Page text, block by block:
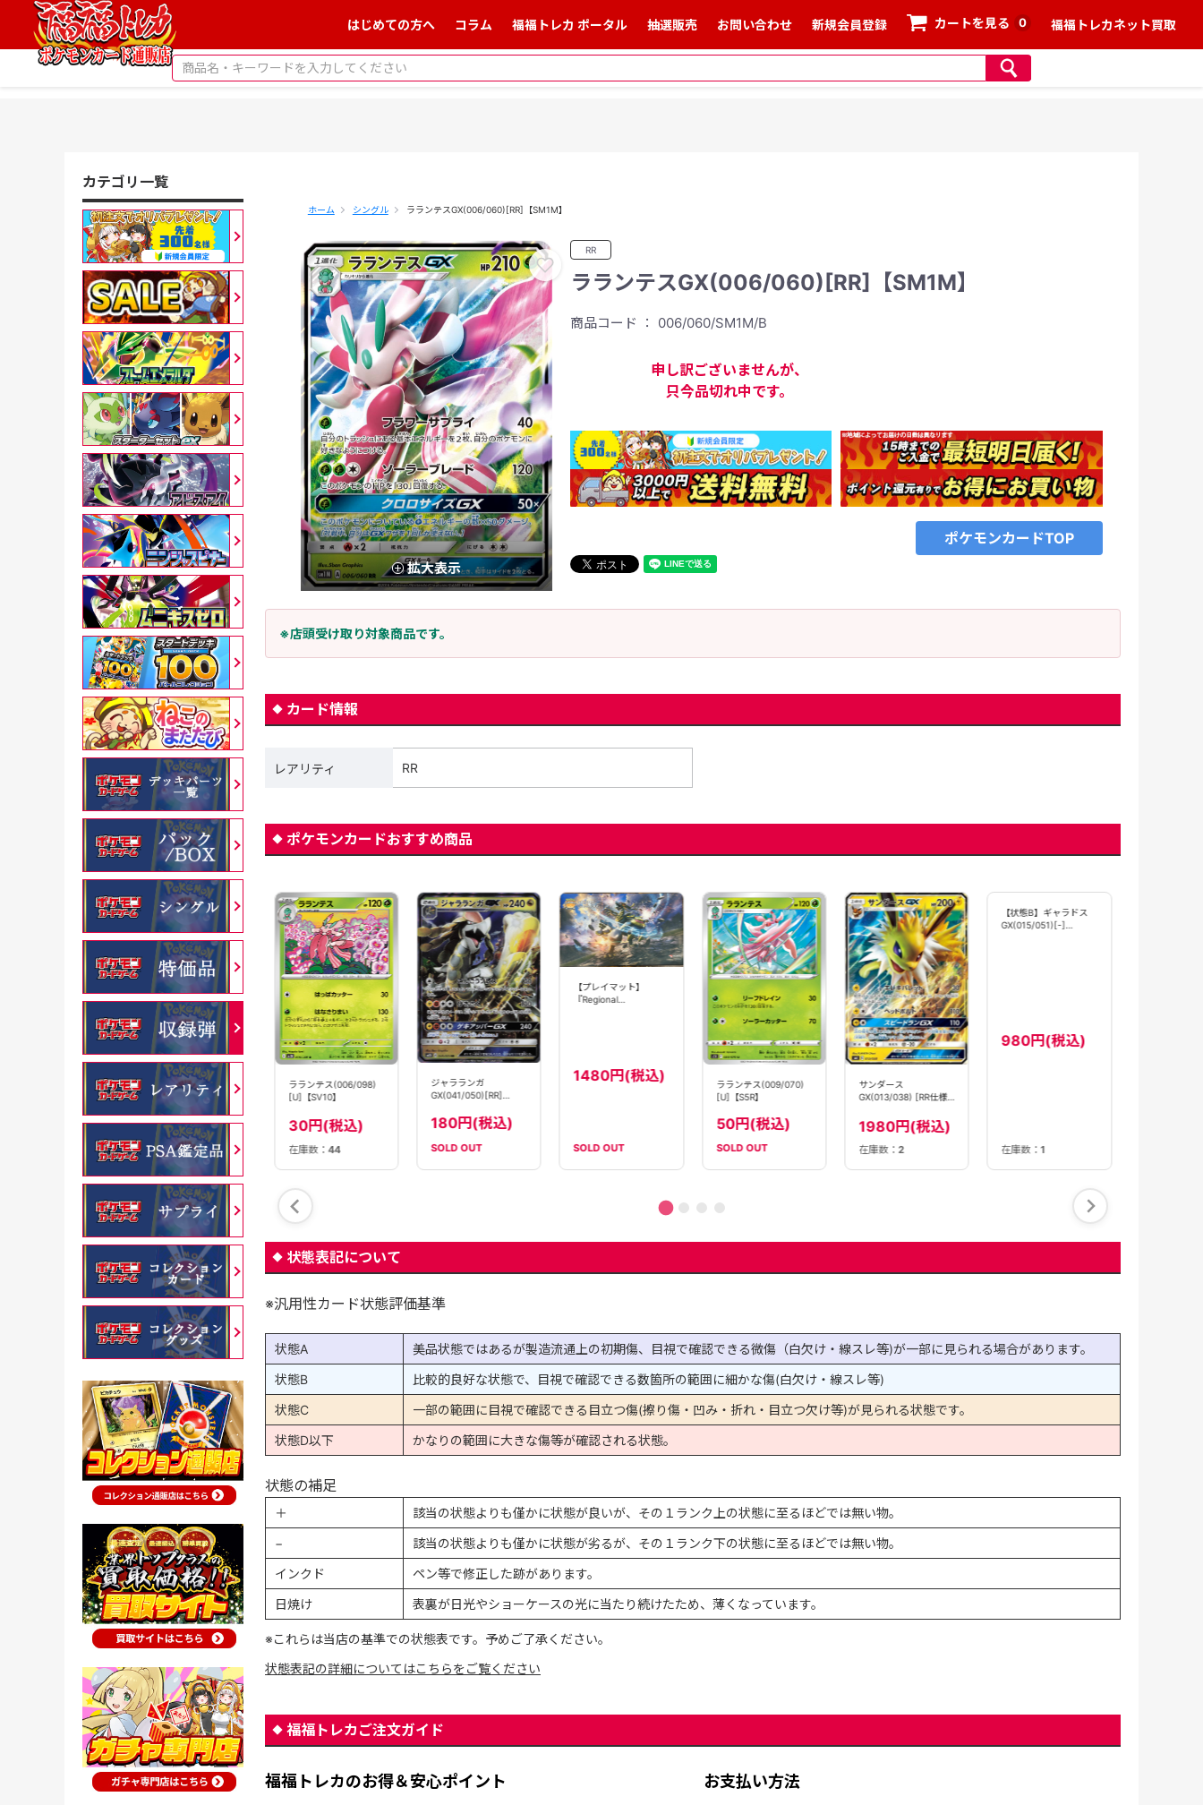
はじめての方へ コラム 福福トレカ ポータル 抽選販売 お問い合わせ 新規会員登録 カートを見る 0 福福トレカネット買取
ホーム シングル ラランテスGX(006/060)[RR]【SM1M】
拡大表示
RR
ラランテスGX(006/060)[RR]【SM1M】
商品コード ： 006/060/SM1M/B
申し訳ございませんが、
只今品切れ中です。
ポケモンカードTOP
※店頭受け取り対象商品です。
カード情報
レアリティ RR
ポケモンカードおすすめ商品
ラランテス
ex(004/081)［RR]
【M5】
80円(税込)
在庫数：57
ラランテス(006/098)
[U]【SV10】
30円(税込)
在庫数： 44
ジャラランガ
GX(041/050)[RR]
180円(税込)
SOLD OUT
【プレイマット】
『Regional
1480円(税込)
SOLD OUT
ラランテス(009/070)
[U]【S5R】
50円(税込)
SOLD OUT
サンダース
GX(013/038) [RR仕様]
1980円(税込)
在庫数：2 在庫数：1
状態表記について
※汎用性カード状態評価基準
状態A
美品状態ではあるが製造流通上の初期傷、目視で確認できる微傷（白欠け・線スレ等)が一部に見られる場合があります。
状態B
比較的良好な状態で、目視で確認できる数箇所の範囲に細かな傷(白欠け・線スレ等)
状態C
一部の範囲に目視で確認できる目立つ傷(擦り傷・凹み・折れ・目立つ欠け等)が見られる状態です。
状態D以下
かなりの範囲に大きな傷等が確認される状態。
状態の補足
＋
該当の状態よりも僅かに状態が良いが、その１ランク上の状態に至るほどでは無い物。
−
該当の状態よりも僅かに状態が劣るが、その１ランク下の状態に至るほどでは無い物。
インクド
ペン等で修正した跡があります。
日焼け
表裏が日光やショーケースの光に当たり続けたため、薄くなっています。
※これらは当店の基準での状態表です。予めご了承ください。
状態表記の詳細についてはこちらをご覧ください
福福トレカご注文ガイド
福福トレカのお得＆安心ポイント お支払い方法
カテゴリ一覧